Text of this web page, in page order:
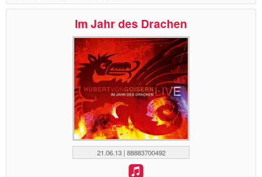
Im Jahr des Drachen
21.06.13 | 88883700492